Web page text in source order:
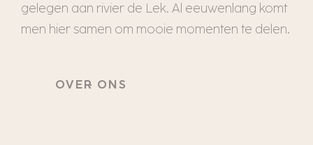
gelegen aan rivier de Lek. Al eeuwenlang komt
men hier samen om mooie momenten te delen.
OVER ONS